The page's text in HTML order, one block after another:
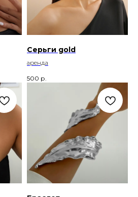
Серьги gold
аренда
500 р.